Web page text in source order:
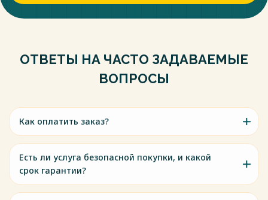
ОТВЕТЫ НА ЧАСТО ЗАДАВАЕМЫЕ
ВОПРОСЫ
Как оплатить заказ?
Есть ли услуга безопасной покупки, и какой
срок гарантии?